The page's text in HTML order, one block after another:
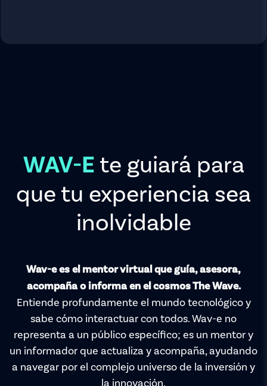
WAV-E te guiará para
que tu experiencia sea
inolvidable
Wav-e es el mentor virtual que guía, asesora,
acompaña o informa en el cosmos The Wave.
Entiende profundamente el mundo tecnológico y
sabe cómo interactuar con todos. Wav-e no
representa a un público específico; es un mentor y
un informador que actualiza y acompaña, ayudando
a navegar por el complejo universo de la inversión y